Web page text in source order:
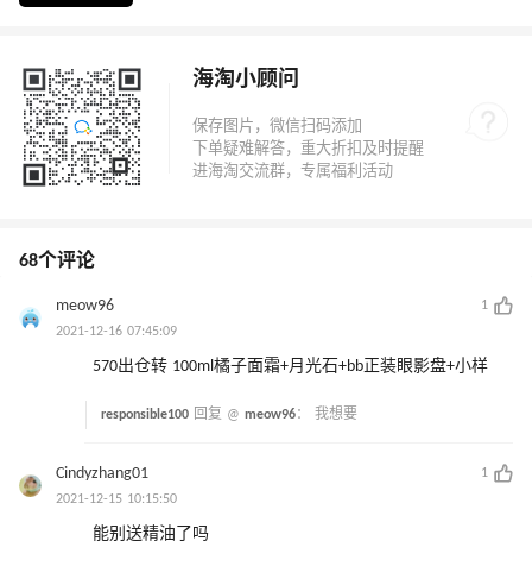
海淘小顾问
68个评论
meow96
1
2021-12-16 07:45:09
570出仓转 100ml橘子面霜+月光石+bb正装眼影盘+小样
responsible100 回复 @ meow96： 我想要
Cindyzhang01
1
2021-12-15 10:15:50
能别送精油了吗